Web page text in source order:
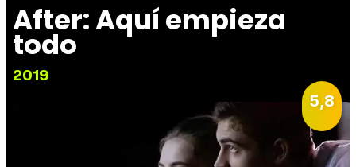
After: Aquí empieza
todo
2019
5,8